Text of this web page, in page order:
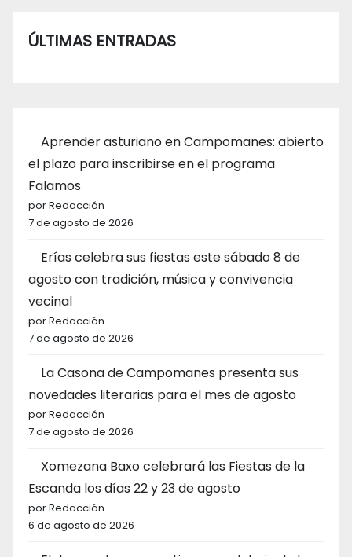
ÚLTIMAS ENTRADAS
Aprender asturiano en Campomanes: abierto
el plazo para inscribirse en el programa
Falamos
por Redacción
7 de agosto de 2026
Erías celebra sus fiestas este sábado 8 de
agosto con tradición, música y convivencia
vecinal
por Redacción
7 de agosto de 2026
La Casona de Campomanes presenta sus
novedades literarias para el mes de agosto
por Redacción
7 de agosto de 2026
Xomezana Baxo celebrará las Fiestas de la
Escanda los días 22 y 23 de agosto
por Redacción
6 de agosto de 2026